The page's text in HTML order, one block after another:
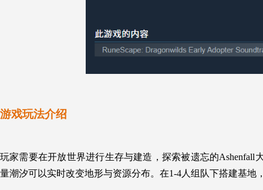
游戏玩法介绍
玩家需要在开放世界进行生存与建造，探索被遗忘的
量潮汐可以实时改变地形与资源分布。在1-4人组队下搭建基